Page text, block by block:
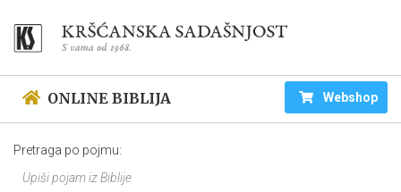
ONLINE BIBLIJA Webshop
Pretraga po pojmu: